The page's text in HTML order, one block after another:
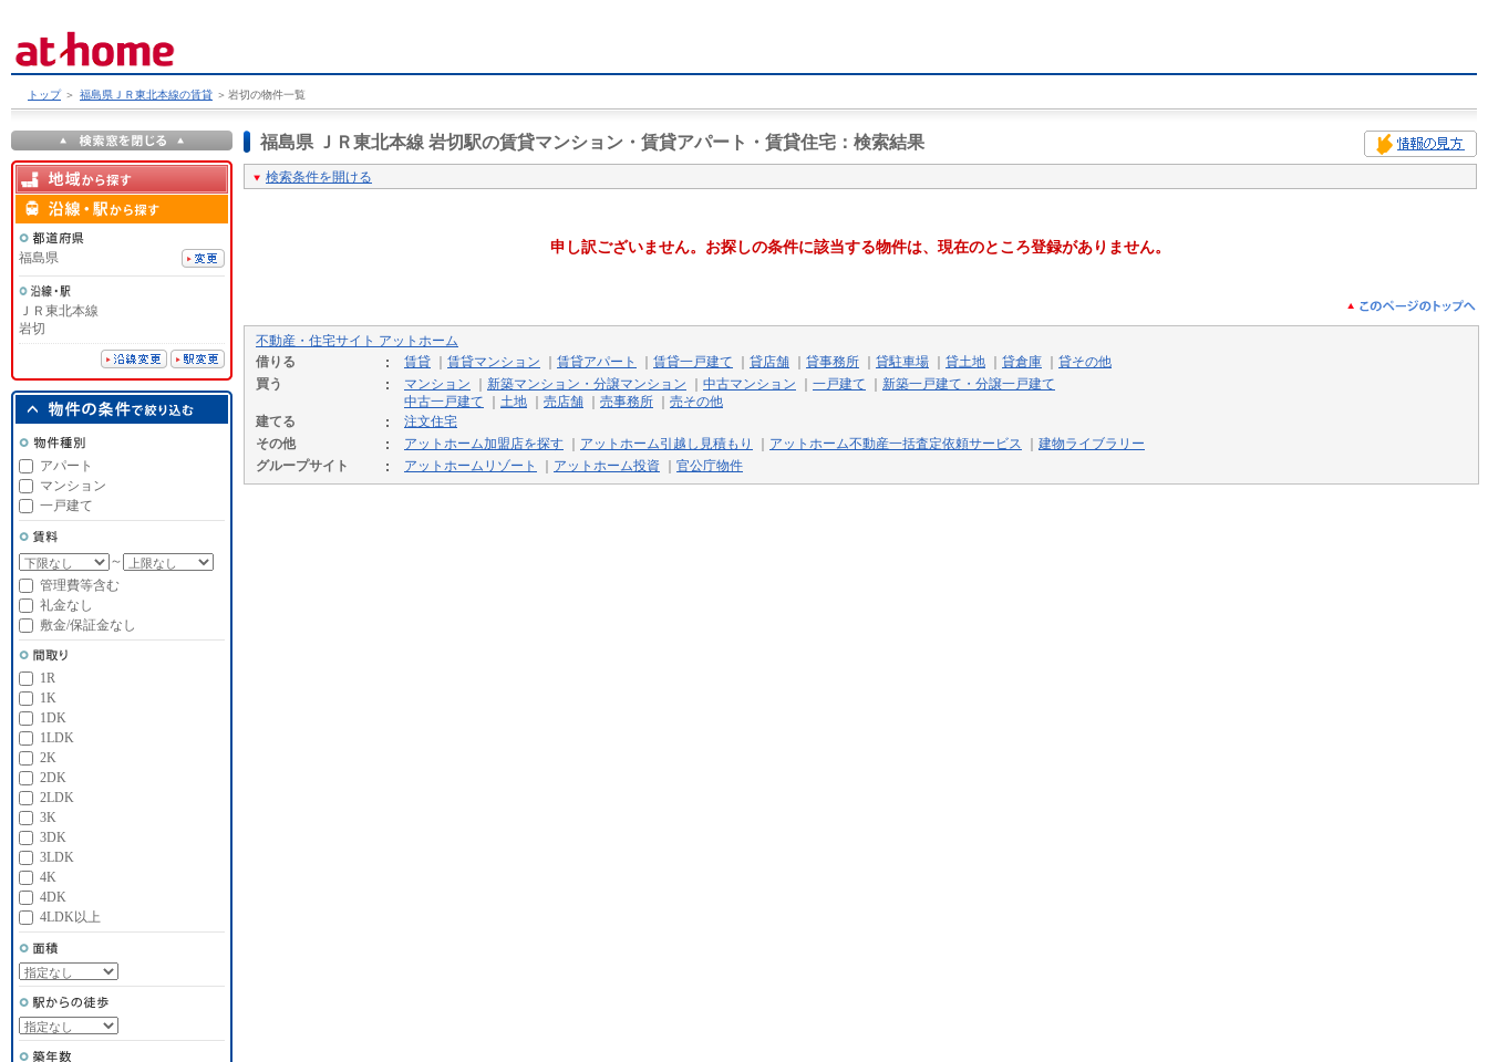
トップ ＞ 福島県ＪＲ東北本線の賃貸 ＞ 岩切の物件一覧
福島県 ＪＲ東北本線 岩切駅の賃貸マンション・賃貸アパート・賃貸住宅 ：検索結果
検索条件を開ける
申し訳ございません。お探しの条件に該当する物件は、現在のところ登録がありません。
不動産・住宅サイト アットホーム
借りる
賃貸 賃貸マンション 賃貸アパート 賃貸一戸建て 貸店舗 貸事務所 貸駐車場 貸土地 貸倉庫
貸その他
買う
マンション 新築マンション・分譲マンション 中古マンション 一戸建て
新築一戸建て・分譲一戸建て
中古一戸建て
土地 売店舗 売事務所
売その他
建てる
注文住宅
その他
アットホーム加盟店を探す アットホーム引越し見積もり アットホーム不動産一括査定依頼サービス
建物ライブラリー
グループサイト
アットホームリゾート アットホーム投資 官公庁物件
福島県
ＪＲ東北本線
岩切
アパート
マンション
一戸建て
～
管理費等含む
礼金なし
敷金/保証金なし
1R
1K
1DK
1LDK
2K
2DK
2LDK
3K
3DK
3LDK
4K
4DK
4LDK以上